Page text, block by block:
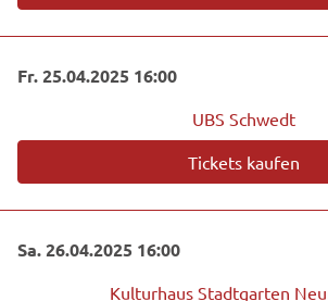
Fr. 25.04.2025 16:00
UBS Schwedt
Tickets kaufen
Sa. 26.04.2025 16:00
Kulturhaus Stadtgarten